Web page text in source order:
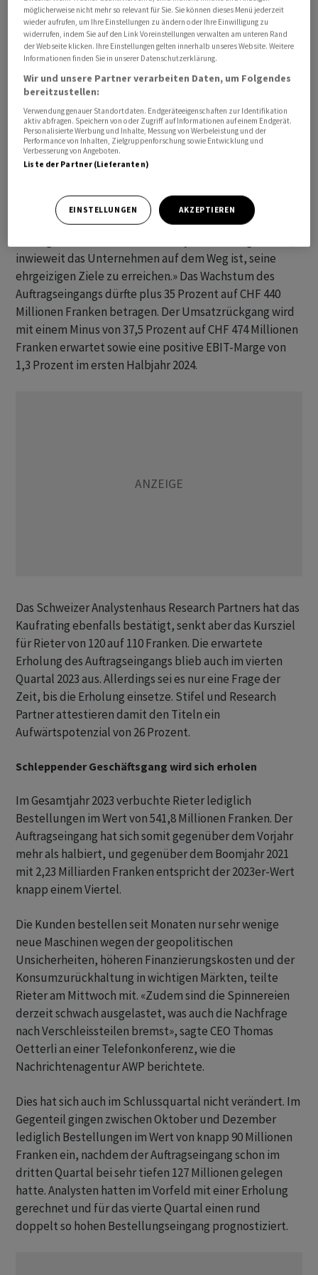
von «Halten» auf «Kaufen».
Die erhöhte Margenprognose für das Geschäftsjahr 2023
von 5–7 Prozent auf neue 7 Prozent gibt Trost in der
Ambition des neuen Managements von Rieter, im
erwarteten Niedrigzyklusszenario für Textilmaschinen
im Geschäftsjahr 2024 eine positive EBIT-Marge zu
erreichen. Die EBIT-Margenannahme für das
Geschäftsjahr 2024 wird von 1,4 Prozent auf 3,1 Prozent
erhöht, was zu einem bereinigten Anstieg des Gewinns
Franken pro Aktie führt, schreibt Stifel-Analyst
Christian Arnold. «Wir glauben, dass die Veröffentlichung
inwieweit das Unternehmen auf dem Weg ist, seine
ehrgeizigen Ziele zu erreichen.» Das Wachstum des
Auftragseingangs dürfte plus 35 Prozent auf CHF 440
Millionen Franken betragen. Der Umsatzrückgang wird
mit einem Minus von 37,5 Prozent auf CHF 474 Millionen
Franken erwartet sowie eine positive EBIT-Marge von
1,3 Prozent im ersten Halbjahr 2024.
Das Schweizer Analystenhaus Research Partners hat das
Kaufrating ebenfalls bestätigt, senkt aber das Kursziel
für Rieter von 120 auf 110 Franken. Die erwartete
Erholung des Auftragseingangs blieb auch im vierten
Quartal 2023 aus. Allerdings sei es nur eine Frage der
Zeit, bis die Erholung einsetze. Stifel und Research
Partner attestieren damit den Titeln ein
Aufwärtspotenzial von 26 Prozent.
Schleppender Geschäftsgang wird sich erholen
Im Gesamtjahr 2023 verbuchte Rieter lediglich
Bestellungen im Wert von 541,8 Millionen Franken. Der
Auftragseingang hat sich somit gegenüber dem Vorjahr
mehr als halbiert, und gegenüber dem Boomjahr 2021
mit 2,23 Milliarden Franken entspricht der 2023er-Wert
knapp einem Viertel.
Die Kunden bestellen seit Monaten nur sehr wenige
neue Maschinen wegen der geopolitischen
Unsicherheiten, höheren Finanzierungskosten und der
Konsumzurückhaltung in wichtigen Märkten, teilte
Rieter am Mittwoch mit. «Zudem sind die Spinnereien
derzeit schwach ausgelastet, was auch die Nachfrage
nach Verschleissteilen bremst», sagte CEO Thomas
Oetterli an einer Telefonkonferenz, wie die
Nachrichtenagentur AWP berichtete.
Dies hat sich auch im Schlussquartal nicht verändert. Im
Gegenteil gingen zwischen Oktober und Dezember
lediglich Bestellungen im Wert von knapp 90 Millionen
Franken ein, nachdem der Auftragseingang schon im
dritten Quartal bei sehr tiefen 127 Millionen gelegen
hatte. Analysten hatten im Vorfeld mit einer Erholung
gerechnet und für das vierte Quartal einen rund
doppelt so hohen Bestellungseingang prognostiziert.
möglicherweise nicht mehr so relevant für Sie. Sie können dieses Menü jederzeit
wieder aufrufen, um Ihre Einstellungen zu ändern oder Ihre Einwilligung zu
widerrufen, indem Sie auf den Link Voreinstellungen verwalten am unteren Rand
der Webseite klicken. Ihre Einstellungen gelten innerhalb unseres Website. Weitere
Informationen finden Sie in unserer Datenschutzerklärung.
Wir und unsere Partner verarbeiten Daten, um Folgendes
bereitzustellen:
Verwendung genauer Standortdaten. Endgeräteeigenschaften zur Identifikation
aktiv abfragen. Speichern von oder Zugriff auf Informationen auf einem Endgerät.
Personalisierte Werbung und Inhalte, Messung von Werbeleistung und der
Performance von Inhalten, Zielgruppenforschung sowie Entwicklung und
Verbesserung von Angeboten.
Liste der Partner (Lieferanten)
EINSTELLUNGEN AKZEPTIEREN